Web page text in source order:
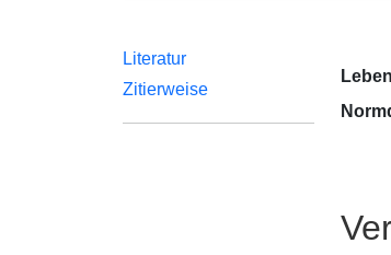
Literatur
Zitierweise